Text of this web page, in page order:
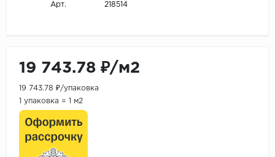
Арт. 218514
19 743.78 ₽/м2
19 743.78 ₽/упаковка
1 упаковка = 1 м2